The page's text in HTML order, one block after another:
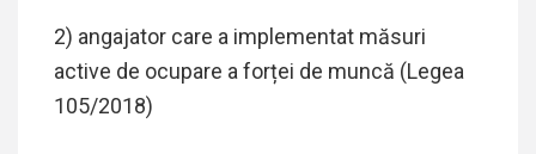
2) angajator care a implementat măsuri
active de ocupare a forței de muncă (Legea
105/2018)